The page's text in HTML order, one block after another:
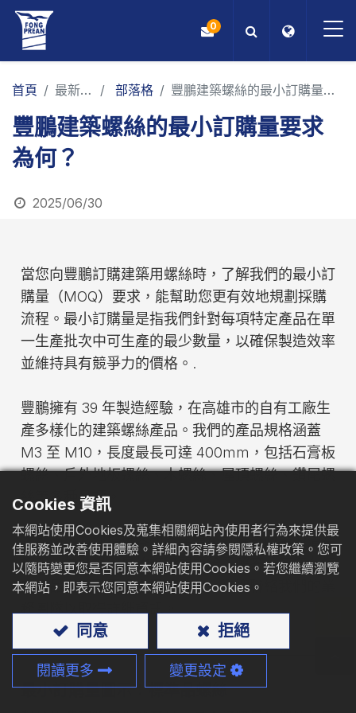
OEM/ODM
產品
應用
部落格
關於我們
最新消息
聯絡我們
0
首頁 最新消息 部落格 豐鵬建築螺絲的最小訂購量要求為何？
豐鵬建築螺絲的最小訂購量要求
為何？
2025/06/30
當您向豐鵬訂購建築用螺絲時，了解我們的最小訂
購量（MOQ）要求，能幫助您更有效地規劃採購
流程。最小訂購量是指我們針對每項特定產品在單
一生產批次中可生產的最少數量，以確保製造效率
並維持具有競爭力的價格。.
豐鵬擁有 39 年製造經驗，在高雄市的自有工廠生
產多樣化的建築螺絲產品。我們的產品規格涵蓋
M3 至 M10，長度最長可達 400mm，包括石膏板
螺絲、戶外地板螺絲、木螺絲、屋頂螺絲、鑽尾螺
絲等多種品項。
本指南將為您提供各類產品最小訂購量政策的清楚
說明，並針對常見的訂購問題給予解答。若您有特
定產品或特殊需求未涵蓋於此，歡迎聯絡我們的業
最小訂購量圖示：標準品螺絲
Cookies 資訊
本網站使用Cookies及蒐集相關網站內使用者行為來提供最
佳服務並改善使用體驗。詳細內容請參閱隱私權政策。您可
以隨時變更您是否同意本網站使用Cookies。若您繼續瀏覽
本網站，即表示您同意本網站使用Cookies。
同意 拒絕
閱讀更多 變更設定